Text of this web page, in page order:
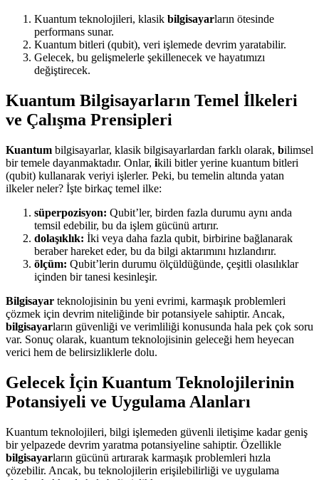
Kuantum teknolojileri, klasik bilgisayarların ötesinde
performans sunar.
Kuantum bitleri (qubit), veri işlemede devrim yaratabilir.
Gelecek, bu gelişmelerle şekillenecek ve hayatımızı
değiştirecek.
Kuantum Bilgisayarların Temel İlkeleri
ve Çalışma Prensipleri
Kuantum bilgisayarlar, klasik bilgisayarlardan farklı olarak, bilimsel
bir temele dayanmaktadır. Onlar, ikili bitler yerine kuantum bitleri
(qubit) kullanarak veriyi işlerler. Peki, bu temelin altında yatan
ilkeler neler? İşte birkaç temel ilke:
süperpozisyon: Qubit’ler, birden fazla durumu aynı anda
temsil edebilir, bu da işlem gücünü artırır.
dolaşıklık: İki veya daha fazla qubit, birbirine bağlanarak
beraber hareket eder, bu da bilgi aktarımını hızlandırır.
ölçüm: Qubit’lerin durumu ölçüldüğünde, çeşitli olasılıklar
içinden bir tanesi kesinleşir.
Bilgisayar teknolojisinin bu yeni evrimi, karmaşık problemleri
çözmek için devrim niteliğinde bir potansiyele sahiptir. Ancak,
bilgisayarların güvenliği ve verimliliği konusunda hala pek çok soru
var. Sonuç olarak, kuantum teknolojisinin geleceği hem heyecan
verici hem de belirsizliklerle dolu.
Gelecek İçin Kuantum Teknolojilerinin
Potansiyeli ve Uygulama Alanları
Kuantum teknolojileri, bilgi işlemeden güvenli iletişime kadar geniş
bir yelpazede devrim yaratma potansiyeline sahiptir. Özellikle
bilgisayarların gücünü artırarak karmaşık problemleri hızla
çözebilir. Ancak, bu teknolojilerin erişilebilirliği ve uygulama